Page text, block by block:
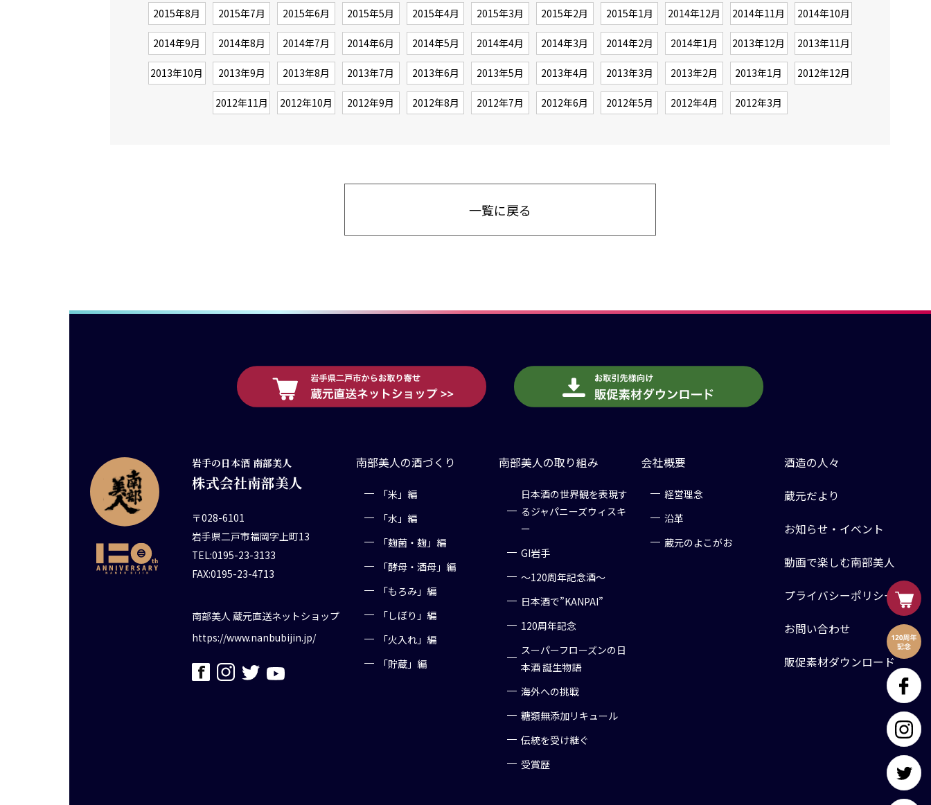
2015年8月 2015年7月 2015年6月 2015年5月 2015年4月 2015年3月 2015年2月 2015年1月 2014年12月 2014年11月 2014年10月
2014年9月 2014年8月 2014年7月 2014年6月 2014年5月 2014年4月 2014年3月 2014年2月 2014年1月 2013年12月 2013年11月
2013年10月 2013年9月 2013年8月 2013年7月 2013年6月 2013年5月 2013年4月 2013年3月 2013年2月 2013年1月 2012年12月
2012年11月 2012年10月 2012年9月 2012年8月 2012年7月 2012年6月 2012年5月 2012年4月 2012年3月
一覧に戻る
岩手の日本酒 南部美人
株式会社南部美人
〒028-6101
岩手県二戸市福岡字上町13
TEL:0195-23-3133
FAX:0195-23-4713
南部美人 蔵元直送ネットショップ
https://www.nanbubijin.jp/
南部美人の酒づくり
「米」編
「水」編
「麹菌・麹」編
「酵母・酒母」編
「もろみ」編
「しぼり」編
「火入れ」編
「貯蔵」編
南部美人の取り組み
日本酒の世界観を表現す
るジャパニーズウィスキ
ー
GI岩手
～120周年記念酒～
日本酒で”KANPAI”
120周年記念
スーパーフローズンの日
本酒 誕生物語
海外への挑戦
糖類無添加リキュール
伝統を受け継ぐ
受賞歴
会社概要
経営理念
沿革
蔵元のよこがお
酒造の人々
蔵元だより
お知らせ・イベント
動画で楽しむ南部美人
プライバシーポリシー
お問い合わせ
販促素材ダウンロード